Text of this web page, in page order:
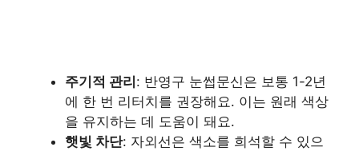
주기적 관리 : 반영구 눈썹문신은 보통 1-2년
에 한 번 리터치를 권장해요. 이는 원래 색상
을 유지하는 데 도움이 돼요.
햇빛 차단: 자외선은 색소를 희석할 수 있으